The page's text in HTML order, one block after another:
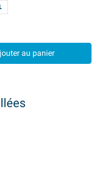
au panier